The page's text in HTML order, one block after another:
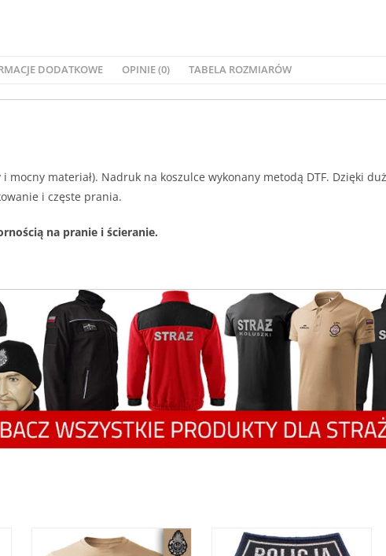
DODATKOWE OPINIE (0) TABELA ROZMIARÓW
materiał). Nadruk na koszulce wykonany metodą DTF. Dzięki
i częste prania.
na pranie i ścieranie.